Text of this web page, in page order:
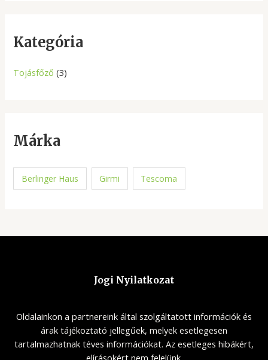
c
Kategória
Tojásfőző (3)
Márka
Berlinger Haus Girmi Tescoma
Jogi Nyilatkozat
Oldalainkon a partnereink által szolgáltatott információk és
árak tájékoztató jellegűek, melyek esetlegesen
tartalmazhatnak téves információkat. Az esetleges hibákért,